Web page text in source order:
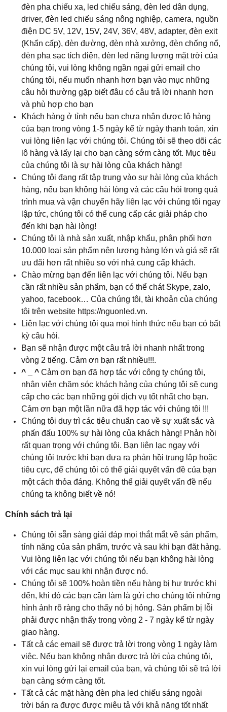
đèn pha chiếu xa, led chiếu sáng, đèn led dân dụng,
driver, đèn led chiếu sáng nông nghiệp, camera, nguồn
điện DC 5V, 12V, 15V, 24V, 36V, 48V, adapter, đèn exit
(Khẩn cấp), đèn đường, đèn nhà xưởng, đèn chống nổ,
đèn pha sạc tích điện, đèn led năng lượng mặt trời của
chúng tôi, vui lòng không ngần ngại gửi email cho
chúng tôi, nếu muốn nhanh hơn bạn vào mục những
câu hỏi thường gặp biết đâu có câu trả lời nhanh hơn
và phù hợp cho bạn
Khách hàng ở tỉnh nếu bạn chưa nhận được lô hàng
của bạn trong vòng 1-5 ngày kể từ ngày thanh toán, xin
vui lòng liên lạc với chúng tôi. Chúng tôi sẽ theo dõi các
lô hàng và lấy lại cho bạn càng sớm càng tốt. Mục tiêu
của chúng tôi là sự hài lòng của khách hàng!
Chúng tôi đang rất tập trung vào sự hài lòng của khách
hàng, nếu bạn không hài lòng và các câu hỏi trong quá
trình mua và vận chuyển hãy liên lạc với chúng tôi ngay
lập tức, chúng tôi có thể cung cấp các giải pháp cho
đến khi bạn hài lòng!
Chúng tôi là nhà sản xuất, nhập khẩu, phân phối hơn
10.000 loại sản phẩm nên lượng hàng lớn và giá sẽ rất
ưu đãi hơn rất nhiều so với nhà cung cấp khách.
Chào mừng bạn đến liên lạc với chúng tôi. Nếu bạn
cần rất nhiều sản phẩm, bạn có thể chát Skype, zalo,
yahoo, facebook… Của chúng tôi, tài khoản của chúng
tôi trên website https://nguonled.vn.
Liên lạc với chúng tôi qua mọi hình thức nếu bạn có bất
kỳ câu hỏi.
Bạn sẽ nhận được một câu trả lời nhanh nhất trong
vòng 2 tiếng. Cảm ơn bạn rất nhiều!!!.
^ _ ^ Cảm ơn bạn đã hợp tác với công ty chúng tôi,
nhân viên chăm sóc khách hảng của chúng tôi sẽ cung
cấp cho các bạn những gói dịch vụ tốt nhất cho bạn.
Cảm ơn bạn một lần nữa đã hợp tác với chúng tôi !!!
Chúng tôi duy trì các tiêu chuẩn cao về sự xuất sắc và
phấn đấu 100% sự hài lòng của khách hàng! Phản hồi
rất quan trọng với chúng tôi. Bạn liên lạc ngay với
chúng tôi trước khi bạn đưa ra phản hồi trung lập hoặc
tiêu cực, để chúng tôi có thể giải quyết vấn đề của bạn
một cách thỏa đáng. Không thể giải quyết vấn đề nếu
chúng ta không biết về nó!
Chính sách trả lại
Chúng tôi sẵn sàng giải đáp mọi thắt mắt về sản phẩm,
tính năng của sản phẩm, trước và sau khi bạn đăt hàng.
Vui lòng liên lạc với chúng tôi nếu bạn không hài lòng
với các mục sau khi nhận được nó.
Chúng tôi sẽ 100% hoàn tiền nếu hàng bị hư trước khi
đến, khi đó các bạn cần làm là gửi cho chúng tôi những
hình ảnh rõ ràng cho thấy nó bị hỏng. Sản phẩm bị lỗi
phải được nhận thấy trong vòng 2 - 7 ngày kể từ ngày
giao hàng.
Tất cả các email sẽ được trả lời trong vòng 1 ngày làm
việc. Nếu bạn không nhận được trả lời của chúng tôi,
xin vui lòng gửi lại email của bạn, và chúng tôi sẽ trả lời
bạn càng sớm càng tốt.
Tất cả các mặt hàng đèn pha led chiếu sáng ngoài
trời bán ra được được miêu tả với khả năng tốt nhất